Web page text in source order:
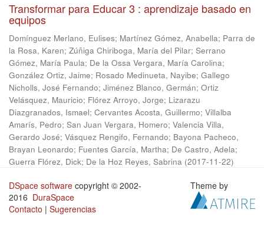
Transformar para Educar 3 : aprendizaje basado en
equipos
Domínguez Merlano, Eulises; Martínez Gómez, Anabella; Parra de
la Rosa, Karen; Zúñiga Chiriboga, María del Pilar; Serrano
Gómez, María Paula; De la Ossa Vergara, María Carolina;
González Ortiz, Jaime; Rosado Medinueta, Nayibe; Gallego
Nicholls, José Fernando; Jiménez Blanco, Germán; Ortiz
Velásquez, Mauricio; Flórez Arroyo, Jorge; Lizarazu
Diazgranados, Ismael; Cervantes Acosta, Guillermo; Villalba
Amarís, Pedro; San Juan Vergara, Homero; Valencia Villa,
Gerardo José; Vásquez Rengifo, Fernando; Bayona Pacheco,
Brayan Leonardo; Fuentes García, Martha; De Castro, Adela;
Guerra Flórez, Dick; De la Hoz Reyes, Sabrina (2017-11-22)
DSpace software copyright © 2002-
2016 DuraSpace
Contacto | Sugerencias
Theme by